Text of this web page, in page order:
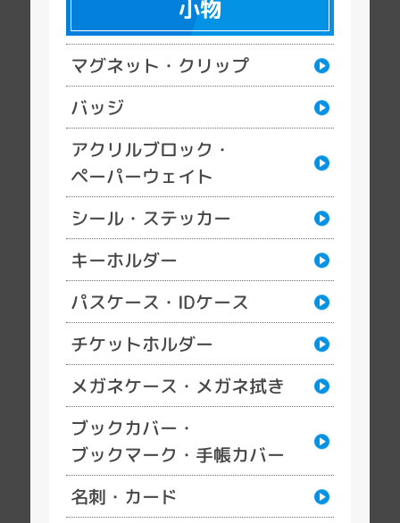
小物
マグネット・クリップ
バッジ
アクリルブロック・
ペーパーウェイト
シール・ステッカー
キーホルダー
パスケース・IDケース
チケットホルダー
メガネケース・メガネ拭き
ブックカバー・
ブックマーク・手帳カバー
名刺・カード